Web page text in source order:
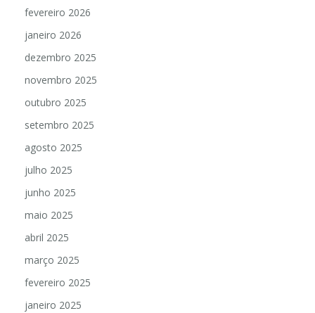
fevereiro 2026
janeiro 2026
dezembro 2025
novembro 2025
outubro 2025
setembro 2025
agosto 2025
julho 2025
junho 2025
maio 2025
abril 2025
março 2025
fevereiro 2025
janeiro 2025